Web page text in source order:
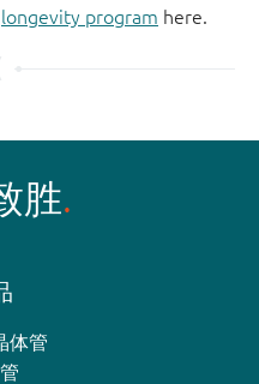
longevity program here.
胜
体管